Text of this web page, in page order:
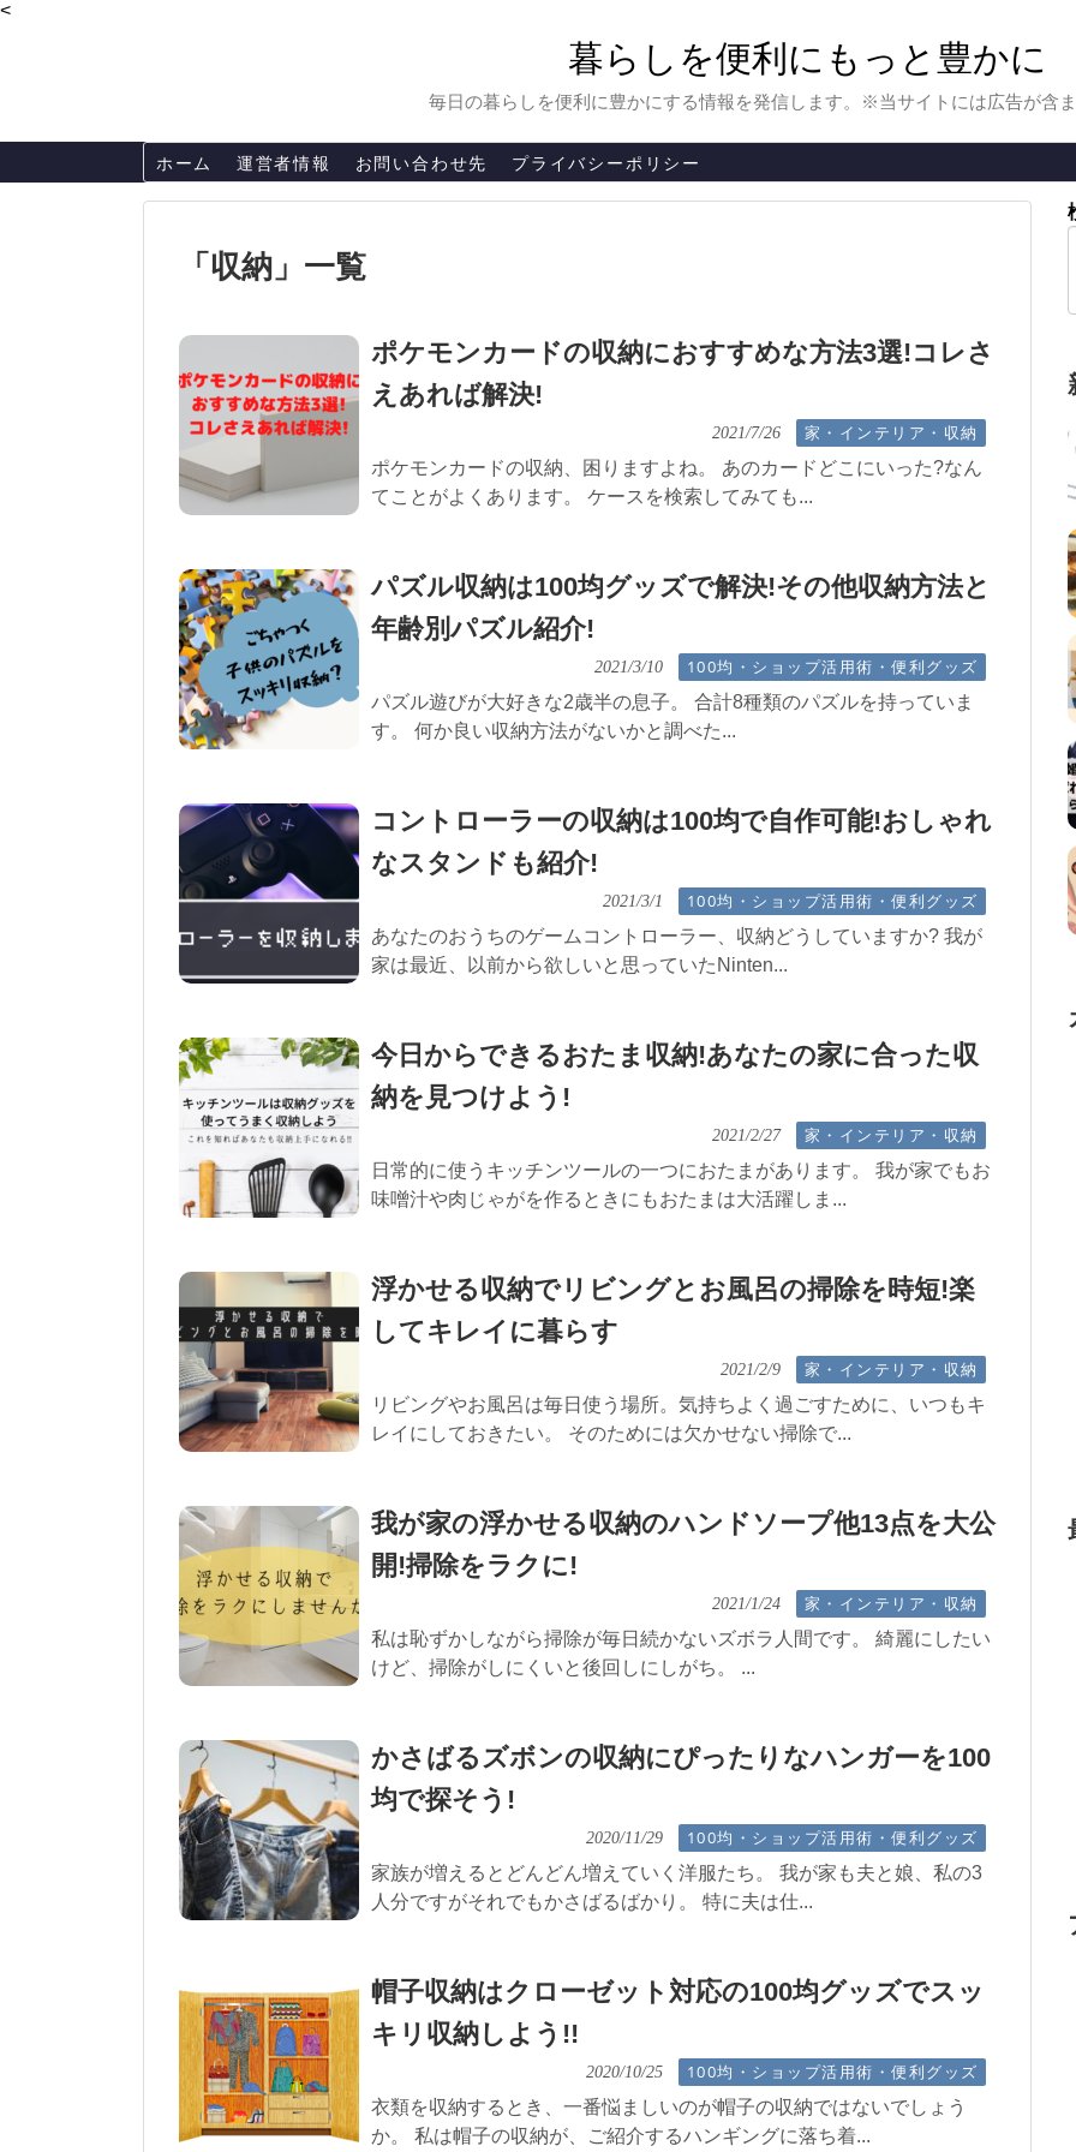
<
暮らしを便利にもっと豊かに
毎日の暮らしを便利に豊かにする情報を発信します。※当サイトには広告が含
ホーム 運営者情報 お問い合わせ先 プライバシーポリシー
「 収納 」 一覧
ポケモンカードの収納におすすめな方法3選!コレさ
えあれば解決!
2021/7/26 家・インテリア・収納
ポケモンカードの収納、困りますよね。 あのカードどこにいった?なん
てことがよくあります。 ケースを検索してみても...
パズル収納は100均グッズで解決!その他収納方法と
年齢別パズル紹介!
2021/3/10 100均・ショップ活用術・便利グッズ
パズル遊びが大好きな2歳半の息子。 合計8種類のパズルを持っていま
す。 何か良い収納方法がないかと調べた...
コントローラーの収納は100均で自作可能!おしゃれ
なスタンドも紹介!
2021/3/1 100均・ショップ活用術・便利グッズ
あなたのおうちのゲームコントローラー、収納どうしていますか? 我が
家は最近、以前から欲しいと思っていたNinten...
今日からできるおたま収納!あなたの家に合った収
納を見つけよう!
2021/2/27 家・インテリア・収納
日常的に使うキッチンツールの一つにおたまがあります。 我が家でもお
味噌汁や肉じゃがを作るときにもおたまは大活躍しま...
浮かせる収納でリビングとお風呂の掃除を時短!楽
してキレイに暮らす
2021/2/9 家・インテリア・収納
リビングやお風呂は毎日使う場所。気持ちよく過ごすために、いつもキ
レイにしておきたい。 そのためには欠かせない掃除で...
我が家の浮かせる収納のハンドソープ他13点を大公
開!掃除をラクに!
2021/1/24 家・インテリア・収納
私は恥ずかしながら掃除が毎日続かないズボラ人間です。 綺麗にしたい
けど、掃除がしにくいと後回しにしがち。 ...
かさばるズボンの収納にぴったりなハンガーを100
均で探そう!
2020/11/29 100均・ショップ活用術・便利グッズ
家族が増えるとどんどん増えていく洋服たち。 我が家も夫と娘、私の3
人分ですがそれでもかさばるばかり。 特に夫は仕...
帽子収納はクローゼット対応の100均グッズでスッ
キリ収納しよう!!
2020/10/25 100均・ショップ活用術・便利グッズ
衣類を収納するとき、一番悩ましいのが帽子の収納ではないでしょう
か。 私は帽子の収納が、ご紹介するハンギングに落ち着...